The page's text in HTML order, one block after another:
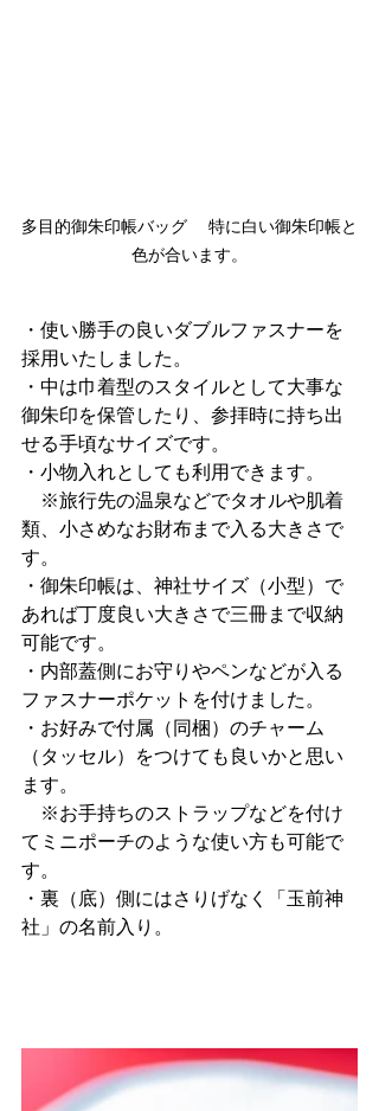
多目的御朱印帳バッグ 　特に白い御朱印帳と
色が合います。
・使い勝手の良いダブルファスナーを
採用いたしました。
・中は巾着型のスタイルとして大事な
御朱印を保管したり、参拝時に持ち出
せる手頃なサイズです。
・小物入れとしても利用できます。
※旅行先の温泉などでタオルや肌着
類、小さめなお財布まで入る大きさで
す。
・御朱印帳は、神社サイズ（小型）で
あれば丁度良い大きさで三冊まで収納
可能です。
・内部蓋側にお守りやペンなどが入る
ファスナーポケットを付けました。
・お好みで付属（同梱）のチャーム
（タッセル）をつけても良いかと思い
ます。
※お手持ちのストラップなどを付け
てミニポーチのような使い方も可能で
す。
・裏（底）側にはさりげなく「玉前神
社」の名前入り。